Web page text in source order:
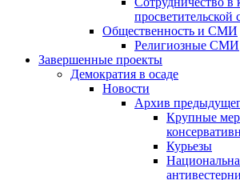
просветительской
Общественность и СМИ
Религиозные СМИ
Завершенные проекты
Демократия в осаде
Новости
Архив
Крупные
Курьезы